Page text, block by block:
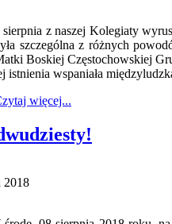
sierpnia z naszej Kolegiaty
szczególna z różnych
Boskiej Częstochowskiej
istnienia wspaniała
więcej...
2018